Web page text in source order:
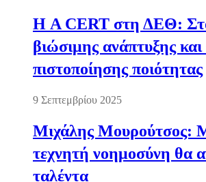
Η A CERT στη ΔΕΘ:
βιώσιμης ανάπτυξης και
πιστοποίησης ποιότητας
9 Σεπτεμβρίου 2025
Μιχάλης Μουρούτσος:
τεχνητή νοημοσύνη θα
ταλέντα